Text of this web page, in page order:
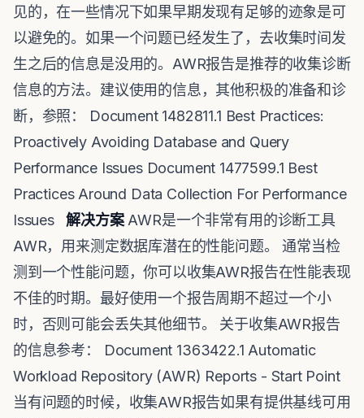
见的，在一些情况下如果早期发现有足够的迹象是可
以避免的。如果一个问题已经发生了，去收集时间发
生之后的信息是没用的。AWR报告是推荐的收集诊断
信息的方法。建议使用的信息，其他积极的准备和诊
断，参照： Document 1482811.1 Best Practices:
Proactively Avoiding Database and Query
Performance Issues Document 1477599.1 Best
Practices Around Data Collection For Performance
Issues解决方案AWR是一个非常有用的诊断工具
AWR，用来测定数据库潜在的性能问题。 通常当检
测到一个性能问题，你可以收集AWR报告在性能表现
不佳的时期。最好使用一个报告周期不超过一个小
时，否则可能会丢失其他细节。 关于收集AWR报告
的信息参考： Document 1363422.1 Automatic
Workload Repository (AWR) Reports - Start Point
当有问题的时候，收集AWR报告如果有提供基线可用